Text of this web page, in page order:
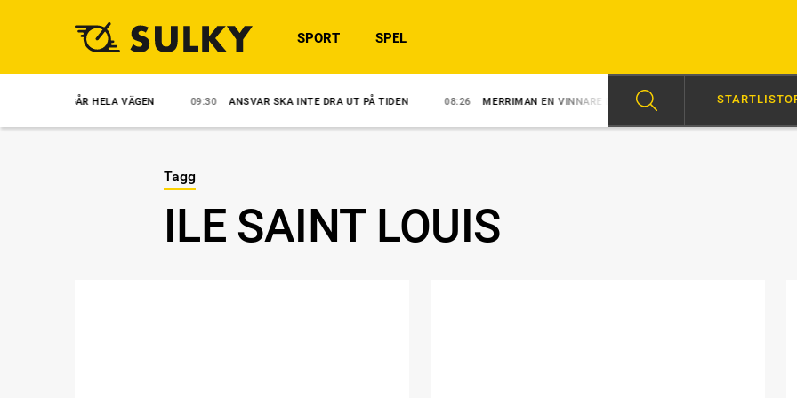
SPORT SPEL
GÅR HELA VÄGEN 09:30 ANSVAR SKA INTE DRA UT PÅ TIDEN 08:26 MERRIMAN EN VINNARE DIREKT 07:31 MELANDER VANN MED
Tagg
ILE SAINT LOUIS